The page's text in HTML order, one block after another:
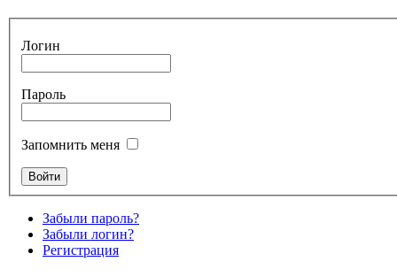
Логин
Пароль
Запомнить меня
Забыли пароль?
Забыли логин?
Регистрация